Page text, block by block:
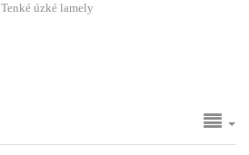
Tenké úzké lamely